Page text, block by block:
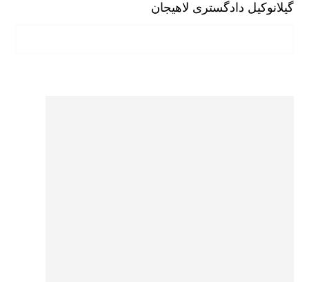
گیلانوکیل دادگستری لاهیجان